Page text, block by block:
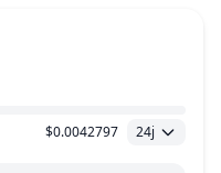
$0.0042797 24j